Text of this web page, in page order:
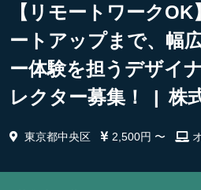
【リモートワーク
ートアップまで、幅
ー体験を担うデザイ
レクター募集！ | 株
東京都中央区 2,500円 〜